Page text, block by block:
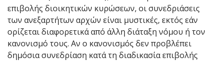
επιβολής διοικητικών κυρώσεων, οι συνεδριάσεις
των ανεξαρτήτων αρχών είναι μυστικές, εκτός εάν
ορίζεται διαφορετικά από άλλη διάταξη νόμου ή τον
κανονισμό τους. Αν ο κανονισμός δεν προβλέπει
δημόσια συνεδρίαση κατά τη διαδικασία επιβολής